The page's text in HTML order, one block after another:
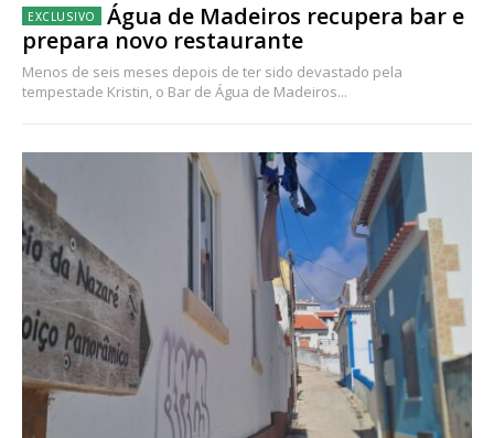
Água de Madeiros recupera bar e
prepara novo restaurante
Menos de seis meses depois de ter sido devastado pela
tempestade Kristin, o Bar de Água de Madeiros...